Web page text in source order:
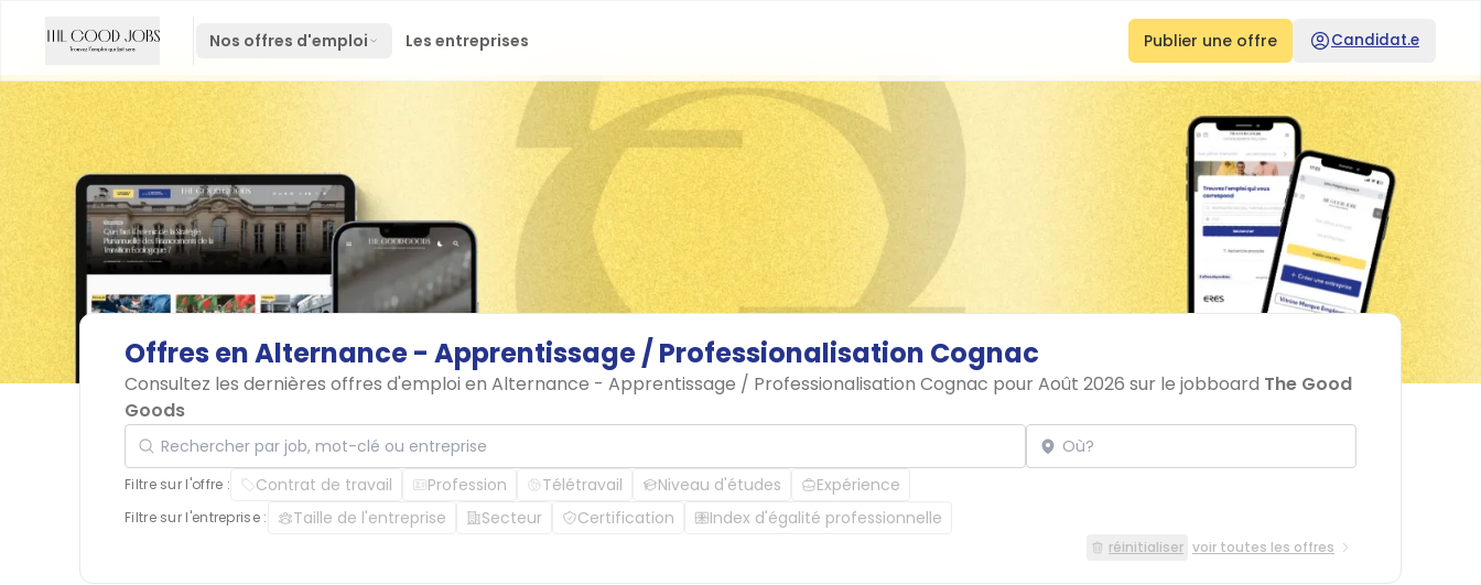
Nos offres d'emploi Les entreprises Publier une offre Candidat.e
Offres enAlternance- Apprentissage/ Professionalisation Cognac
Consultez les dernières offres d'emploi en Alternance - Apprentissage / Professionalisation Cognac pour Août 2026 sur le jobboard The Good
Goods
Rechercher par job, mot-clé ou entreprise Localisation
Filtre sur l'offre : Contrat de travail Profession Télétravail Niveau d'études Expérience
Filtre sur l'entreprise : Taille de l'entreprise Secteur Certification Index d'égalité professionnelle
réinitialiser voir toutes les offres